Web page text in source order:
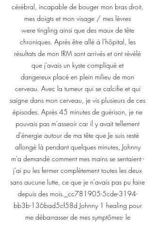
cérébral, incapable de bouger mon bras droit,
mes doigts et mon visage / mes lèvres
were tingling ainsi que des maux de tête
chroniques. Après être allé à l'hôpital, les
résultats de mon IRM sont arrivés et ont révélé
que j'avais un kyste compliqué et
dangereux placé en plein milieu de mon
cerveau. Avec la tumeur qui se calcifie et qui
saigne dans mon cerveau, je vis plusieurs de ces
épisodes. Après 45 minutes de guérison, je ne
pouvais pas m'asseoir car il y avait tellement
d'énergie autour de ma tête que Je suis resté
allongé là pendant quelques minutes, Johnny
m'a demandé comment mes mains se sentaient -
j'ai pu les fermer complètement toutes les deux
sans aucune lutte, ce que je n'avais pas pu faire
depuis des mois._cc781905-5cde-3194-
bb3b-136bad5cf58d Johnny 1 healing pour
me débarrasser de mes symptômes- le